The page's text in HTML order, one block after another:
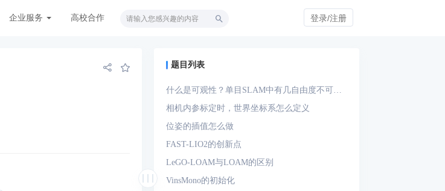
企业服务 高校合作 登录/注册
题目列表
什么是可观性？单目SLAM中有几自由度不可
观？单目-IMU系统中有几自由度不可观？
相机内参标定时，世界坐标系怎么定义
位姿的插值怎么做
FAST-LIO2的创新点
LeGO-LOAM与LOAM的区别
VinsMono的初始化